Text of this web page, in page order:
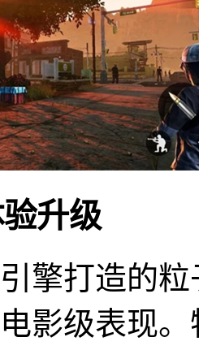
升级
擎打造的
影级表现